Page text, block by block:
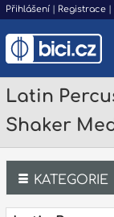
Přihlášení | Registrace |
Latin
Shaker
KATEGORIE
Bicí